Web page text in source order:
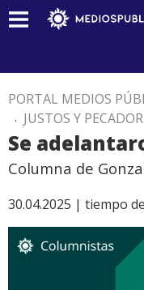
PORTAL MEDIOS
. JUSTOS Y
Se
Columna de
30.04.2025 | tiempo